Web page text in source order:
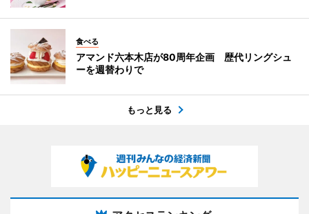
食べる
アマンド六本木店が80周年企画 歴代リングシュ
ーを週替わりで
もっと見る